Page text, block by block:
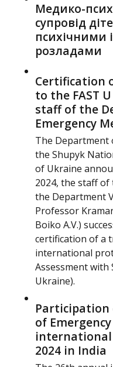
Медико-
супровід
психічними
розладами
Certification
to the FAST
staff of the
Emergency
The Department
the Shupyk
of Ukraine
2024, the staff
the Department
Professor
Boiko A.V.)
certification of a
international
Assessment
Ukraine).
of
international
2024 in India